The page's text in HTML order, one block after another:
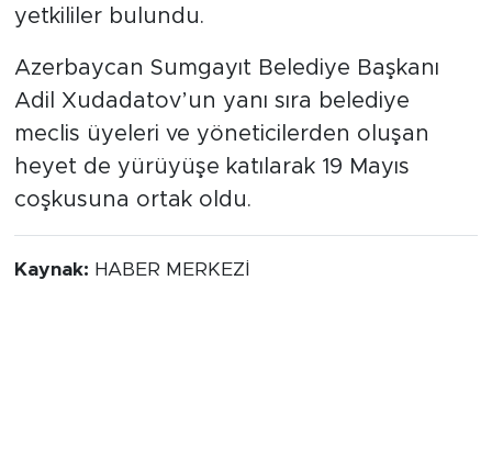
yetkililer bulundu.
Azerbaycan Sumgayıt Belediye Başkanı
Adil Xudadatov’un yanı sıra belediye
meclis üyeleri ve yöneticilerden oluşan
heyet de yürüyüşe katılarak 19 Mayıs
coşkusuna ortak oldu.
Kaynak: HABER MERKEZİ